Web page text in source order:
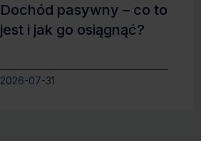
Dochód pasywny – co to
jest i jak go osiągnąć?
2026-07-31